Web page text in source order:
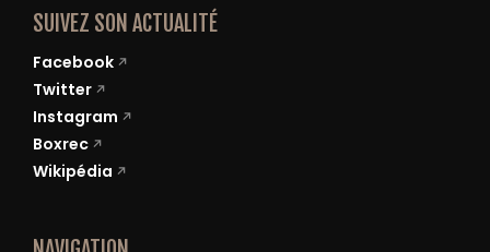
SUIVEZ SON ACTUALITÉ
Facebook
Twitter
Instagram
Boxrec
Wikipédia